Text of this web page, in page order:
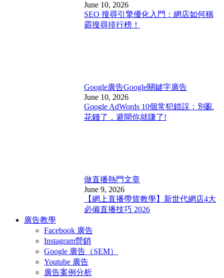
June 10, 2026
SEO 搜尋引擎優化入門：網店如何稱
霸搜尋排行榜！
Google廣告Google關鍵字廣告
June 10, 2026
Google AdWords 10個常犯錯誤：別亂
花錢了，避開你就賺了!
做直播熱門文章
June 9, 2026
【網上直播帶貨教學】新世代網店4大
必備直播技巧 2026
廣告教學
Facebook 廣告
Instagram營銷
Google 廣告（SEM）
Youtube 廣告
廣告案例分析